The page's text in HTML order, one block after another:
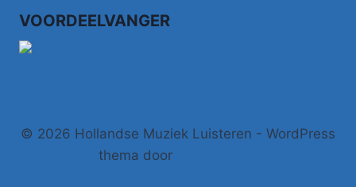
VOORDEELVANGER
© 2026 Hollandse Muziek Luisteren - WordPress
thema door